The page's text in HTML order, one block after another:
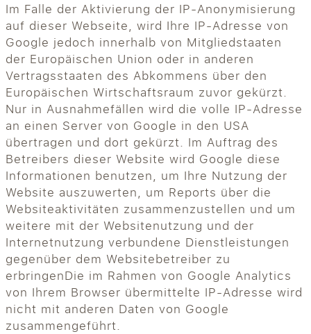
Im Falle der Aktivierung der IP-Anonymisierung
auf dieser Webseite, wird Ihre IP-Adresse von
Google jedoch innerhalb von Mitgliedstaaten
der Europäischen Union oder in anderen
Vertragsstaaten des Abkommens über den
Europäischen Wirtschaftsraum zuvor gekürzt.
Nur in Ausnahmefällen wird die volle IP-Adresse
an einen Server von Google in den USA
übertragen und dort gekürzt. Im Auftrag des
Betreibers dieser Website wird Google diese
Informationen benutzen, um Ihre Nutzung der
Website auszuwerten, um Reports über die
Websiteaktivitäten zusammenzustellen und um
weitere mit der Websitenutzung und der
Internetnutzung verbundene Dienstleistungen
gegenüber dem Websitebetreiber zu
erbringenDie im Rahmen von Google Analytics
von Ihrem Browser übermittelte IP-Adresse wird
nicht mit anderen Daten von Google
zusammengeführt.